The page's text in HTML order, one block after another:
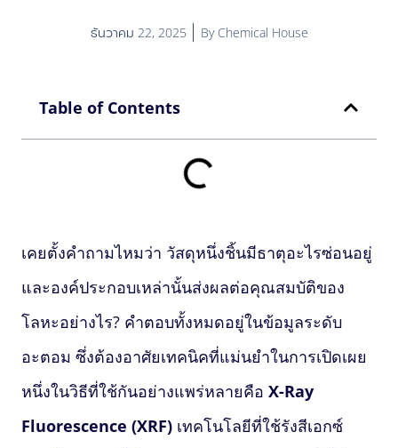
ธันวาคม 22, 2025 ByChemical House
Table of Contents
เคยตั้งคำถามไหมว่า วัสดุหนึ่งชิ้นมีธาตุอะไรซ่อนอยู่
และองค์ประกอบเหล่านั้นส่งผลต่อคุณสมบัติของ
โลหะอย่างไร? คำตอบทั้งหมดอยู่ในข้อมูลระดับ
อะตอม ซึ่งต้องอาศัยเทคนิคที่แม่นยำในการเปิดเผย
หนึ่งในวิธีที่ใช้กันอย่างแพร่หลายคือ X-Ray
Fluorescence (XRF) เทคโนโลยีที่ใช้รังสีเอกซ์